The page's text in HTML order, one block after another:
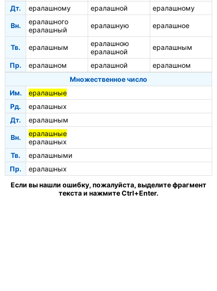
Дт.
ералашному ералашной ералашному
Вн.
ералашного
ералашный
ералашную ералашное
Тв. ералашным
ералашною
ералашной
ералашным
Пр. ералашном ералашной
ералашном
Множественное число
Им.
ералашные
Рд.
ералашных
Дт.
ералашным
Вн.
ералашные
ералашных
Тв.
ералашными
Пр.
ералашных
Если вы нашли ошибку, пожалуйста, выделите фрагмент
текста и нажмите Ctrl+Enter.